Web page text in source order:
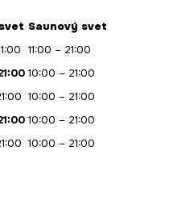
Saunový svet
11:00 – 21:00
10:00 – 21:00
10:00 – 21:00
10:00 – 21:00
10:00 – 21:00